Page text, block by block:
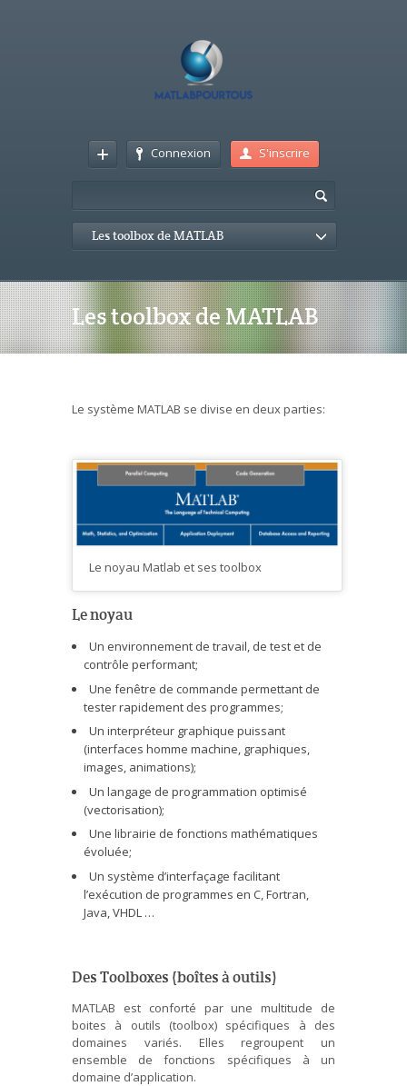
Connexion S'inscrire
Les toolbox de MATLAB
Les toolbox de MATLAB
Le système MATLAB se divise en deux parties:
Le noyau Matlab et ses toolbox
Le noyau
Un environnement de travail, de test et de
contrôle performant;
Une fenêtre de commande permettant de
tester rapidement des programmes;
Un interpréteur graphique puissant
(interfaces homme machine, graphiques,
images, animations);
Un langage de programmation optimisé
(vectorisation);
Une librairie de fonctions mathématiques
évoluée;
Un système d’interfaçage facilitant
l’exécution de programmes en C, Fortran,
Java, VHDL …
Des Toolboxes (boîtes à outils)
MATLAB est conforté par une multitude de
boites à outils (toolbox) spécifiques à des
domaines variés. Elles regroupent un
ensemble de fonctions spécifiques à un
domaine d’application.